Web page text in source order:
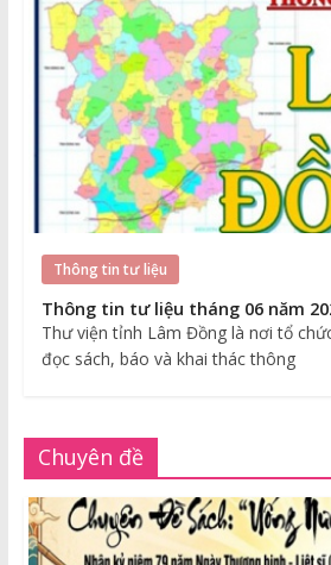
Thông tin tư liệu
Thông tin tư liệu tháng 06 năm
Thư viện tỉnh Lâm Đồng là nơi tổ
đọc sách, báo và khai thác thông
Chuyên đề